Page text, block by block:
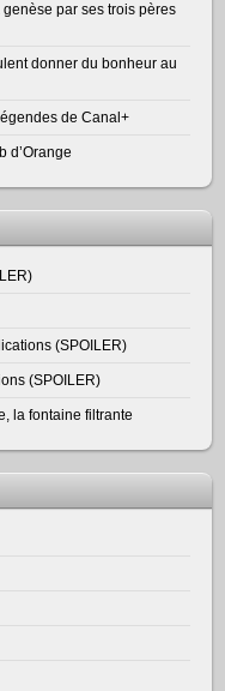
genèse par ses trois pères
donner du bonheur au
de Canal+
d’Orange
(SPOILER)
(SPOILER)
la fontaine filtrante